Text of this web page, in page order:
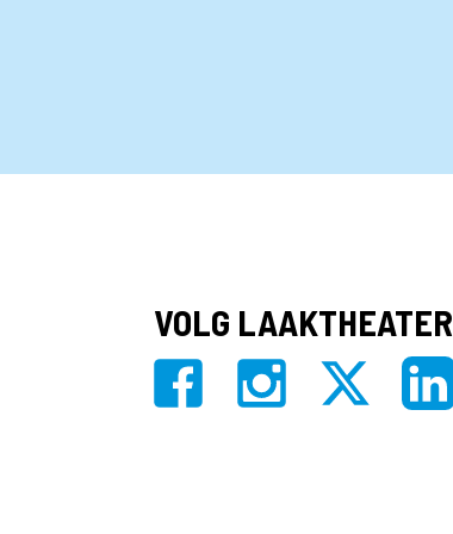
VOLG LAAKTHEATER